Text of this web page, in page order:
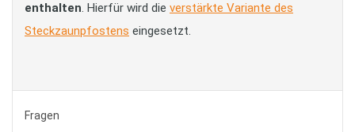
enthalten. Hierfür wird die verstärkte Variante des
Steckzaunpfostens eingesetzt.
Fragen